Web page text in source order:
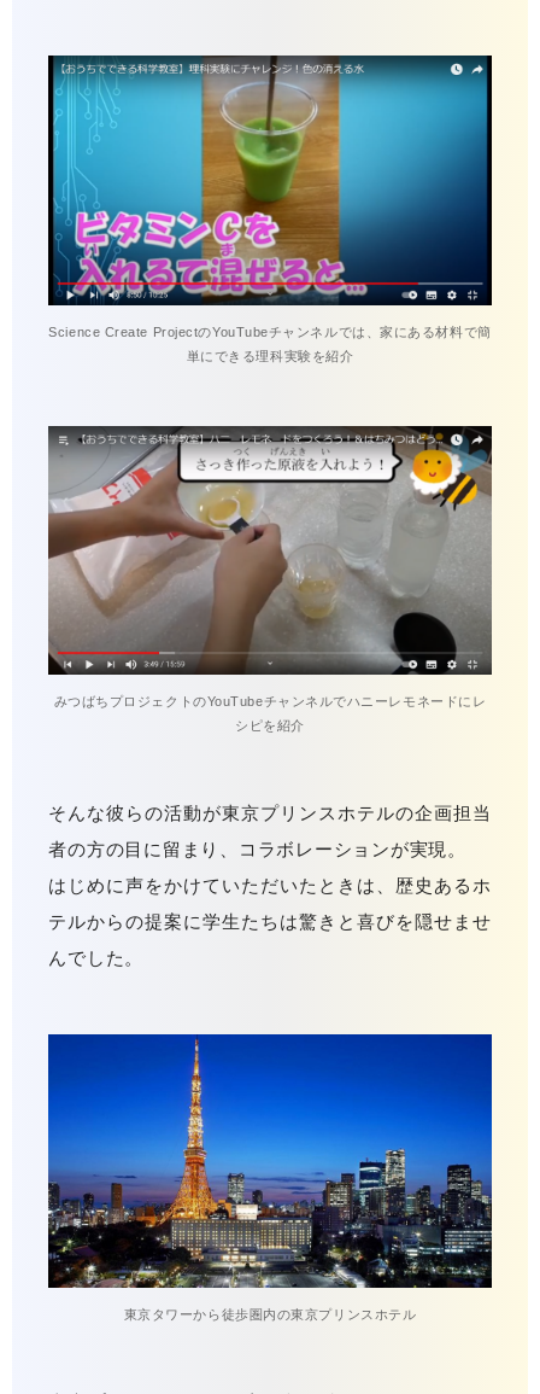
Science Create ProjectのYouTubeチャンネルでは、家にある材料で簡
単にできる理科実験を紹介
みつばちプロジェクトのYouTubeチャンネルでハニーレモネードにレ
シピを紹介
そんな彼らの活動が東京プリンスホテルの企画担当
者の方の目に留まり、コラボレーションが実現。
はじめに声をかけていただいたときは、歴史あるホ
テルからの提案に学生たちは驚きと喜びを隠せませ
んでした。
東京タワーから徒歩圏内の東京プリンスホテル